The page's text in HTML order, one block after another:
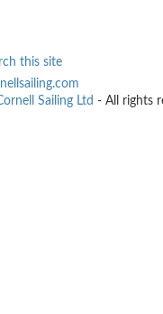
Sailing Ltd - All rights